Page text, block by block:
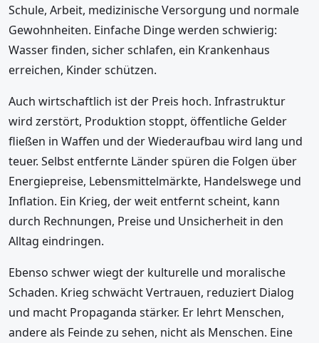
Schule, Arbeit, medizinische Versorgung und normale
Gewohnheiten. Einfache Dinge werden schwierig:
Wasser finden, sicher schlafen, ein Krankenhaus
erreichen, Kinder schützen.
Auch wirtschaftlich ist der Preis hoch. Infrastruktur
wird zerstört, Produktion stoppt, öffentliche Gelder
fließen in Waffen und der Wiederaufbau wird lang und
teuer. Selbst entfernte Länder spüren die Folgen über
Energiepreise, Lebensmittelmärkte, Handelswege und
Inflation. Ein Krieg, der weit entfernt scheint, kann
durch Rechnungen, Preise und Unsicherheit in den
Alltag eindringen.
Ebenso schwer wiegt der kulturelle und moralische
Schaden. Krieg schwächt Vertrauen, reduziert Dialog
und macht Propaganda stärker. Er lehrt Menschen,
andere als Feinde zu sehen, nicht als Menschen. Eine